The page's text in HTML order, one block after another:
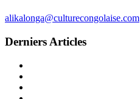
alikalonga@culturecongolaise.com
Derniers Articles